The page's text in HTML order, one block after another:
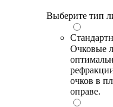
Выберите тип
Очковые
очков в
оправе.